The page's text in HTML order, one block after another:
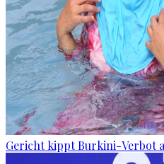
Gericht kippt Burkini-Verbot